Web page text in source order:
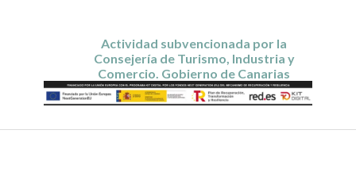
Actividad subvencionada por la
Consejería de Turismo, Industria y
Comercio. Gobierno de Canarias